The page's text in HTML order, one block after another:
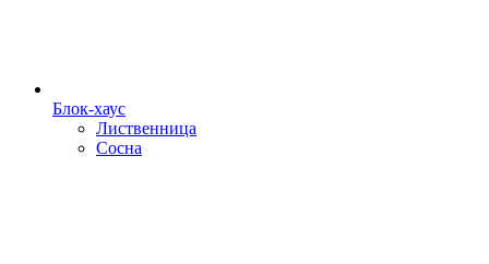
Блок-хаус
Лиственница
Сосна